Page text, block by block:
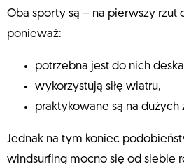
Oba sporty są – na pierwszy rzut
ponieważ:
potrzebna jest do nich
wykorzystują siłę wiatru,
praktykowane są na
Jednak na tym koniec
windsurfing mocno się od siebie